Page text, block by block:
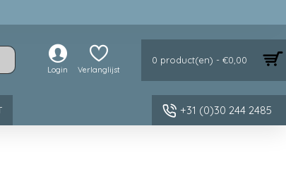
Login Verlanglijst
0 product(en) - €0,00
+31 (0)30 244 2485